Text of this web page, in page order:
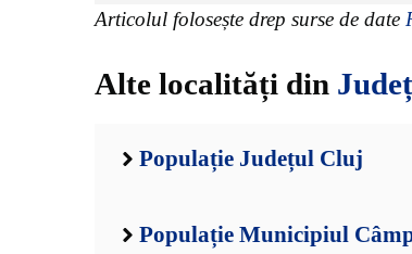
Articolul folosește drep surse de date
Alte localități din
Populație Județul Cluj
Populație Municipiul